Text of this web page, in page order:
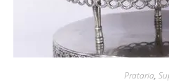
Prataria,